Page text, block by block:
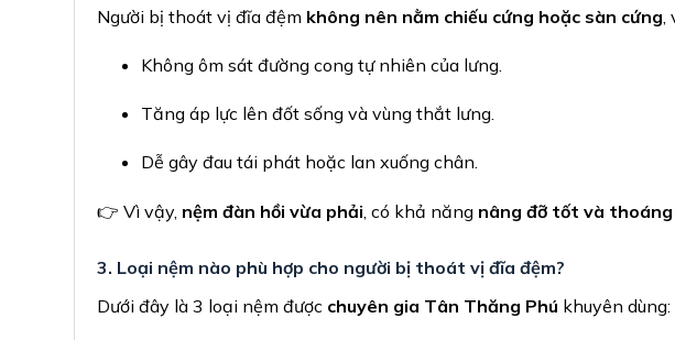
Người bị thoát vị đĩa đệm không nên nằm chiếu cứng hoặc sàn cứng,
Không ôm sát đường cong tự nhiên của lưng.
Tăng áp lực lên đốt sống và vùng thắt lưng.
Dễ gây đau tái phát hoặc lan xuống chân.
👉 Vì vậy, nệm đàn hồi vừa phải, có khả năng nâng đỡ tốt và
3. Loại nệm nào phù hợp cho người bị thoát vị đĩa đệm?
Dưới đây là 3 loại nệm được chuyên gia Tân Thăng Phú khuyên dùng: